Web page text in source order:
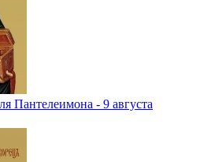
Пантелеимона - 9 августа